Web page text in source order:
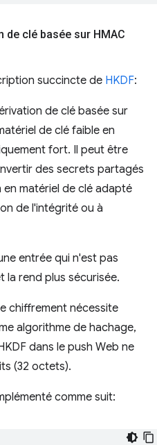
de clé basée sur HMAC
succincte de HKDF:
de clé basée sur
de clé faible en
fort. Il peut être
des secrets partagés
matériel de clé adapté
de l'intégrité ou à
entrée qui n'est pas
la rend plus sécurisée.
chiffrement nécessite
algorithme de hachage,
dans le push Web ne
(32 octets).
comme suit: